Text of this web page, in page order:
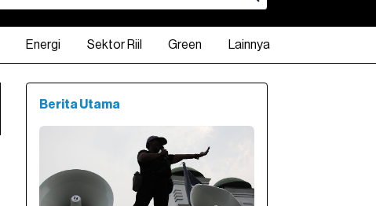
Energi Sektor Riil Green Lainnya
Berita Utama